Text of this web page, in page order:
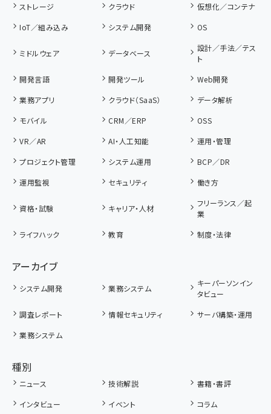
ストレージ
クラウド
仮想化／コンテナ
IoT／組み込み
システム開発 OS
ミドルウェア データベース
設計／手法／テス
ト
開発言語
開発ツール
Web開発
業務アプリ
クラウド（SaaS）
データ解析
モバイル
CRM／ERP
OSS
VR／AR
AI・人工知能
運用・管理
プロジェクト管理
システム運用
BCP／DR
運用監視
セキュリティ 働き方
資格・試験 キャリア・人材
フリーランス／起
業
ライフハック
教育 制度・法律
アーカイブ
システム開発 業務システム
キーパーソンイン
タビュー
調査レポート
情報セキュリティ
サーバ構築・運用
業務システム
種別
ニュース 技術解説
書籍・書評
インタビュー
イベント
コラム